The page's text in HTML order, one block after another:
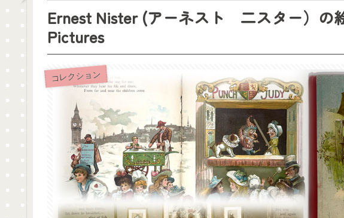
Ernest Nister (アーネスト 二スター）の
Pictures
コレクション